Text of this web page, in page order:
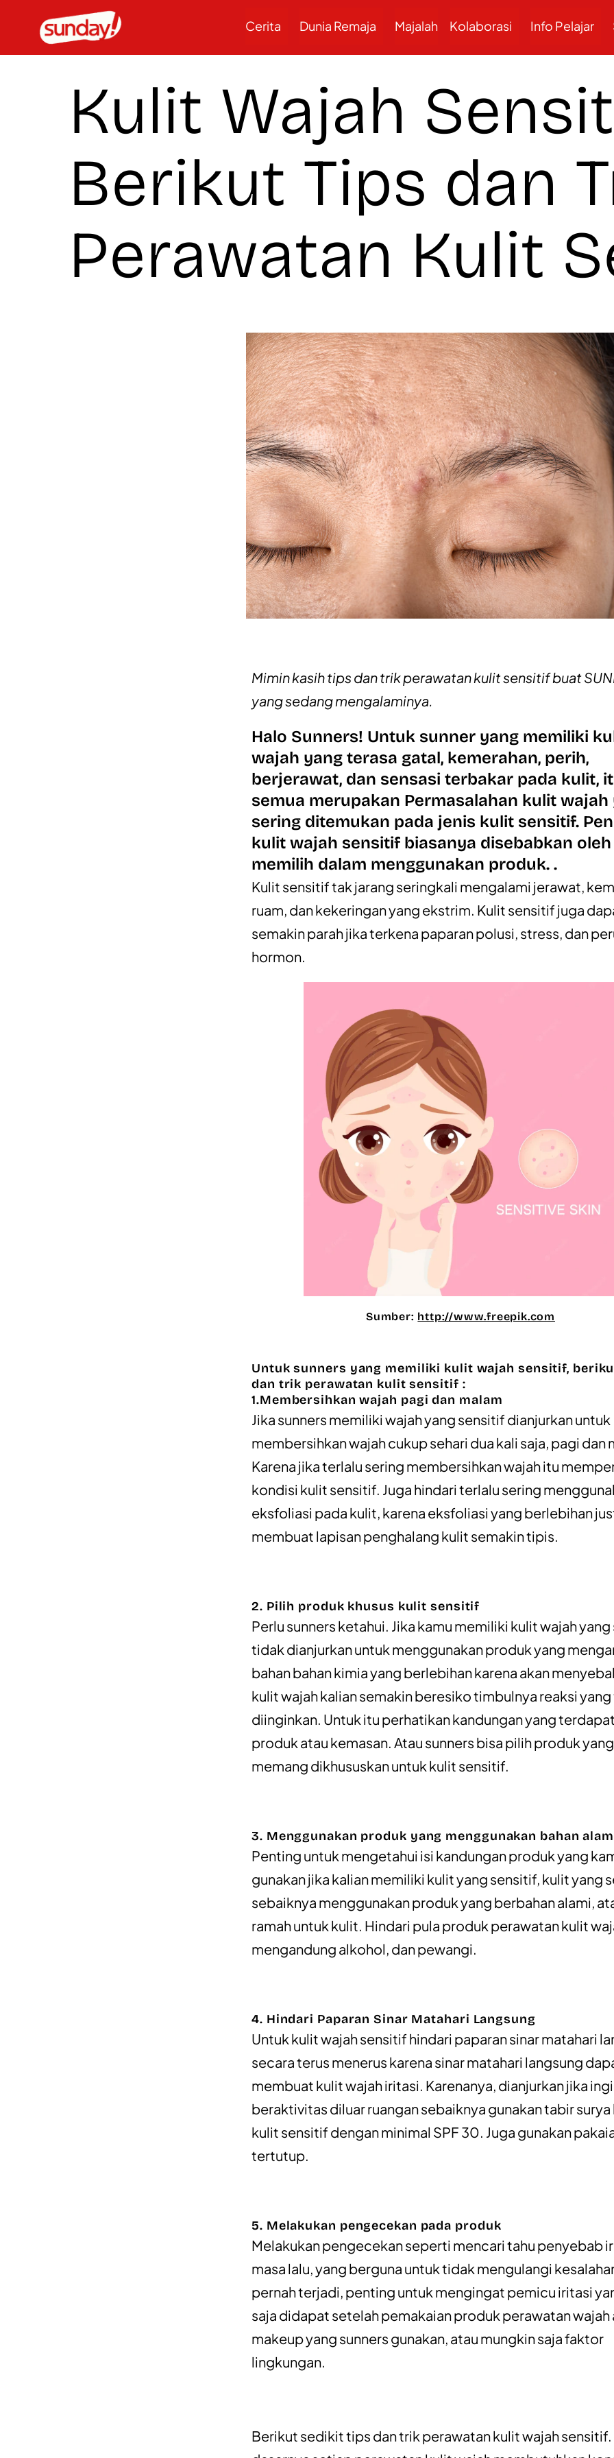
Cerita Dunia Remaja Majalah Kolaborasi Info Pelajar
Kulit Wajah
Berikut Tips dan
Perawatan Kulit
Mimin kasih tips dan trik perawatan kulit sensitif buat
yang sedang mengalaminya.
Halo Sunners! Untuk sunner yang memiliki
wajah yang terasa gatal, kemerahan, perih,
berjerawat, dan sensasi terbakar pada kulit,
semua merupakan Permasalahan kulit wajah
sering ditemukan pada jenis kulit sensitif.
kulit wajah sensitif biasanya disebabkan oleh
memilih dalam menggunakan produk. .
Kulit sensitif tak jarang seringkali mengalami jerawat,
ruam, dan kekeringan yang ekstrim. Kulit sensitif juga
semakin parah jika terkena paparan polusi, stress, dan
hormon.
Sumber: http://www.freepik.com
Untuk sunners yang memiliki kulit wajah sensitif,
dan trik perawatan kulit sensitif :
1.Membersihkan wajah pagi dan malam
Jika sunners memiliki wajah yang sensitif dianjurkan untuk
membersihkan wajah cukup sehari dua kali saja, pagi dan
Karena jika terlalu sering membersihkan wajah itu
kondisi kulit sensitif. Juga hindari terlalu sering
eksfoliasi pada kulit, karena eksfoliasi yang berlebihan
membuat lapisan penghalang kulit semakin tipis.
2. Pilih produk khusus kulit sensitif
Perlu sunners ketahui. Jika kamu memiliki kulit wajah
tidak dianjurkan untuk menggunakan produk yang
bahan bahan kimia yang berlebihan karena akan
kulit wajah kalian semakin beresiko timbulnya reaksi
diinginkan. Untuk itu perhatikan kandungan yang
produk atau kemasan. Atau sunners bisa pilih produk yang
memang dikhususkan untuk kulit sensitif.
3. Menggunakan produk yang menggunakan bahan
Penting untuk mengetahui isi kandungan produk yang
gunakan jika kalian memiliki kulit yang sensitif, kulit yang
sebaiknya menggunakan produk yang berbahan alami,
ramah untuk kulit. Hindari pula produk perawatan kulit
mengandung alkohol, dan pewangi.
4. Hindari Paparan Sinar Matahari Langsung
Untuk kulit wajah sensitif hindari paparan sinar matahari
secara terus menerus karena sinar matahari langsung
membuat kulit wajah iritasi. Karenanya, dianjurkan jika
beraktivitas diluar ruangan sebaiknya gunakan tabir surya
kulit sensitif dengan minimal SPF 30. Juga gunakan
tertutup.
5. Melakukan pengecekan pada produk
Melakukan pengecekan seperti mencari tahu penyebab
masa lalu, yang berguna untuk tidak mengulangi
pernah terjadi, penting untuk mengingat pemicu iritasi
saja didapat setelah pemakaian produk perawatan wajah
makeup yang sunners gunakan, atau mungkin saja faktor
lingkungan.
Berikut sedikit tips dan trik perawatan kulit wajah sensitif.